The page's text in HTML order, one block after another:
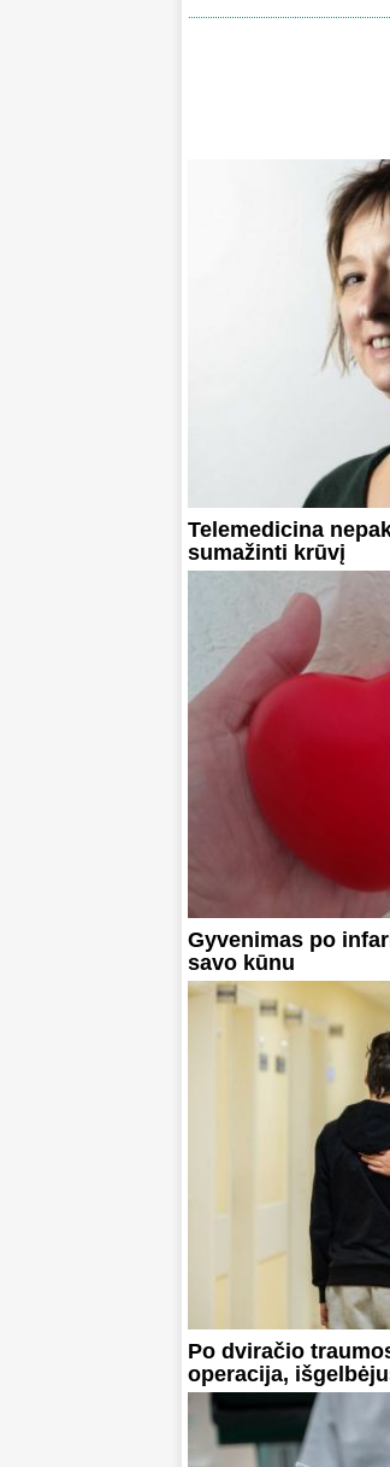
Telemedicina
sumažinti krūvį
Gyvenimas po
savo kūnu
Po dviračio
operacija,